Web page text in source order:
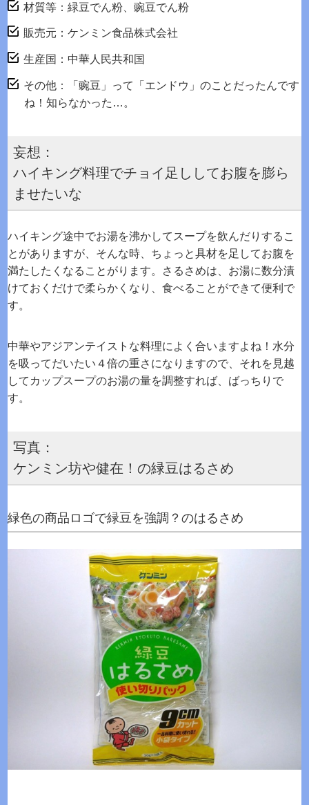
材質等：緑豆でん粉、豌豆でん粉
販売元：ケンミン食品株式会社
生産国：中華人民共和国
その他：「豌豆」って「エンドウ」のことだったんです
ね！知らなかった…。
妄想：
ハイキング料理でチョイ足ししてお腹を膨ら
ませたいな
ハイキング途中でお湯を沸かしてスープを飲んだりするこ
とがありますが、そんな時、ちょっと具材を足してお腹を
満たしたくなることがります。さるさめは、お湯に数分漬
けておくだけで柔らかくなり、食べることができて便利で
す。
中華やアジアンテイストな料理によく合いますよね！水分
を吸ってだいたい４倍の重さになりますので、それを見越
してカップスープのお湯の量を調整すれば、ばっちりで
す。
写真：
ケンミン坊や健在！の緑豆はるさめ
緑色の商品ロゴで緑豆を強調？のはるさめ